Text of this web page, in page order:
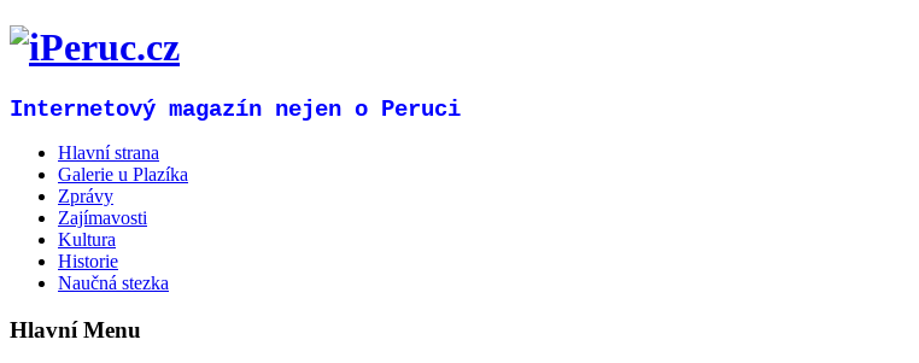
Internetový magazín nejen o Peruci
Hlavní strana
Galerie u Plazíka
Zprávy
Zajímavosti
Kultura
Historie
Naučná stezka
Hlavní Menu